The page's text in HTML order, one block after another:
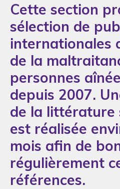
Cette section
sélection de
internationales
de la
personnes
depuis 2007.
de la littérature
est réalisée
mois afin de
régulièrement
références.